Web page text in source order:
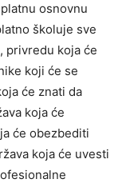
osnovnu
školuje sve
privredu koja će
koji će se
će znati da
koja će
će obezbediti
koja će uvesti